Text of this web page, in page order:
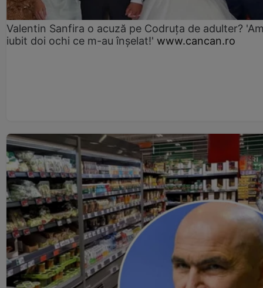
Valentin Sanfira o acuză pe Codruța de adulter?
iubit doi ochi ce m-au înșelat!' www.cancan.ro